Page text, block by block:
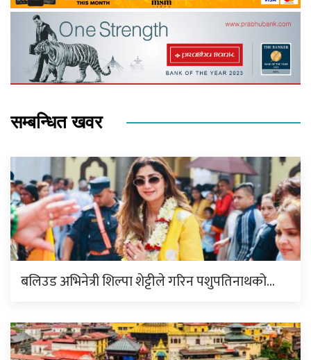
सम्बन्धित खवर
बलिउड अभिनेत्री शिल्पा शेट्टीले गरिन पशुपतिनाथको…